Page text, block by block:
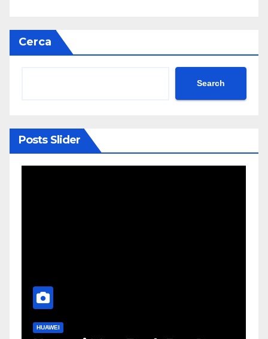
Cerca
Search
Posts Slider
HUAWEI